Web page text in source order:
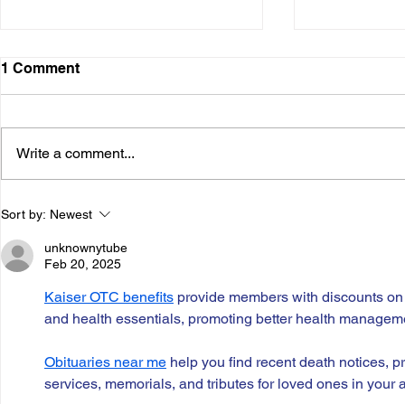
painting macht glücklich
nach Vorlagen gestaltet der Auto-
rauschhaft intensiv... sehr sehr...
uind
Pflegeheim.
1 Comment
Write a comment...
Sort by: Newest
unknownytube
Feb 20, 2025
Kaiser OTC benefits provide members with discounts
and health essentials, promoting better health
Obituaries near me help you find recent death notices,
services, memorials, and tributes for loved ones in your